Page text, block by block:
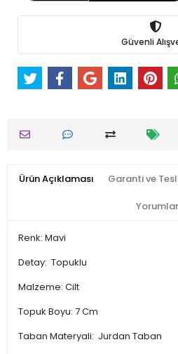
Güvenli
Ürün Açıklaması Garanti ve
Yorumlar
Renk: Mavi
Detay: Topuklu
Malzeme: Cilt
Topuk Boyu: 7 Cm
Taban Materyali: Jurdan Taban